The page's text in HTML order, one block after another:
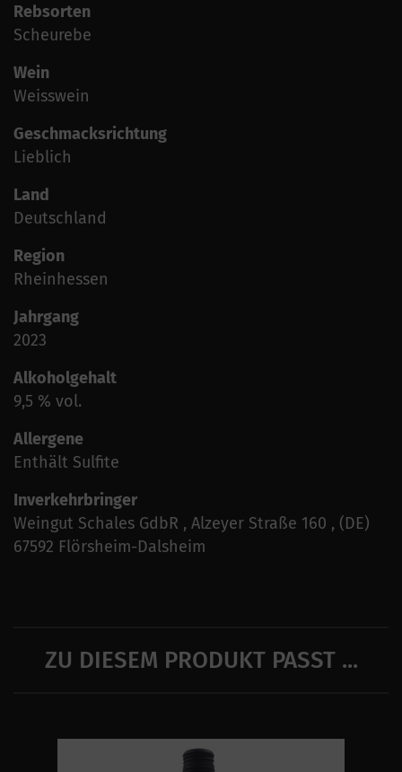
Rebsorten
Scheurebe
Wein
Weisswein
Geschmacksrichtung
Lieblich
Land
Deutschland
Region
Rheinhessen
Jahrgang
2023
Alkoholgehalt
9,5 % vol.
Allergene
Enthält Sulfite
Inverkehrbringer
Weingut Schales GdbR , Alzeyer Straße 160 , (DE)
67592 Flörsheim-Dalsheim
ZU DIESEM PRODUKT PASST ...